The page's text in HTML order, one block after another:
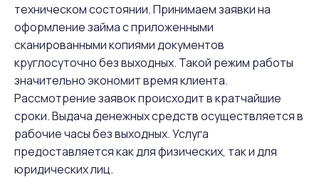
техническом состоянии. Принимаем заявки на
оформление займа с приложенными
сканированными копиями документов
круглосуточно без выходных. Такой режим работы
значительно экономит время клиента.
Рассмотрение заявок происходит в кратчайшие
сроки. Выдача денежных средств осуществляется в
рабочие часы без выходных. Услуга
предоставляется как для физических, так и для
юридических лиц.